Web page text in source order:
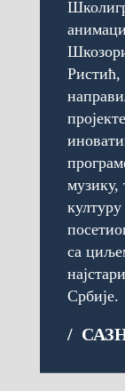
Ристић,
музику,
са
Србије.
/